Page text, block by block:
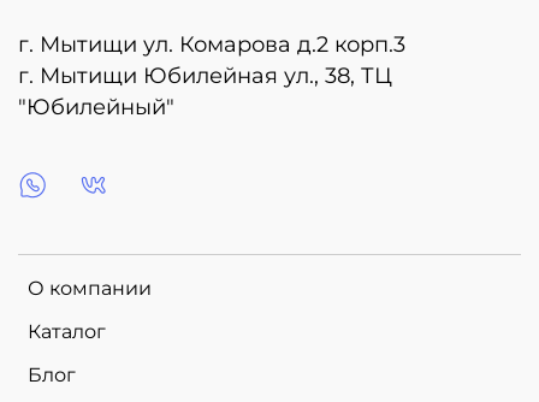
О компании
Каталог
Блог
г. Мытищи ул. Комарова д.2 корп.3
г. Мытищи Юбилейная ул., 38, ТЦ
"Юбилейный"